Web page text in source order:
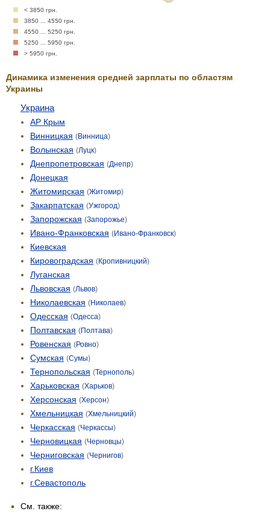
< 3850 грн.
3850 ... 4550 грн.
4550 ... 5250 грн.
5250 ... 5950 грн.
> 5950 грн.
Динамика изменения средней зарплаты по областям
Украины
Украина
АР Крым
Винницкая (Винница)
Волынская (Луцк)
Днепропетровская (Днепр)
Донецкая
Житомирская (Житомир)
Закарпатская (Ужгород)
Запорожская (Запорожье)
Ивано-Франковская (Ивано-Франковск)
Киевская
Кировоградская (Кропивницкий)
Луганская
Львовская (Львов)
Николаевская (Николаев)
Одесская (Одесса)
Полтавская (Полтава)
Ровенская (Ровно)
Сумская (Сумы)
Тернопольская (Тернополь)
Харьковская (Харьков)
Херсонская (Херсон)
Хмельницкая (Хмельницкий)
Черкасская (Черкассы)
Черновицкая (Черновцы)
Черниговская (Чернигов)
г.Киев
г.Севастополь
См. также: